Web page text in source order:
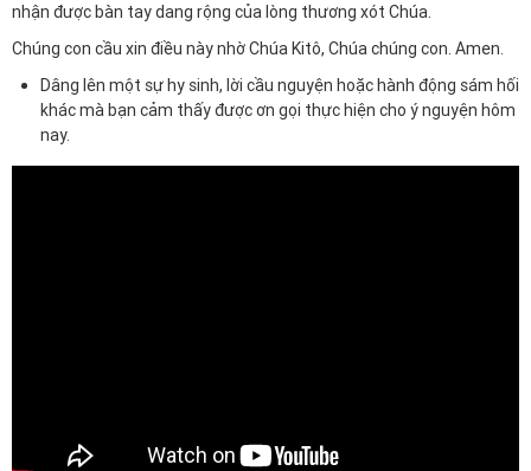
nhận được bàn tay dang rộng của lòng thương xót Chúa.
Chúng con cầu xin điều này nhờ Chúa Kitô, Chúa chúng con. Amen.
Dâng lên một sự hy sinh, lời cầu nguyện hoặc hành động sám hối
khác mà bạn cảm thấy được ơn gọi thực hiện cho ý nguyện hôm
nay.